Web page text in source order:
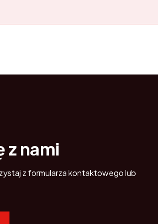
z nami
z formularza kontaktowego lub